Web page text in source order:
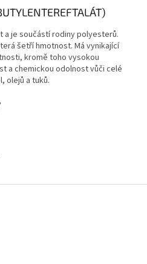
je součástí rodiny polyesterů.
šetří hmotnost. Má vynikající
kromě toho vysokou
a chemickou odolnost vůči celé
olejů a tuků.
by chaterimo